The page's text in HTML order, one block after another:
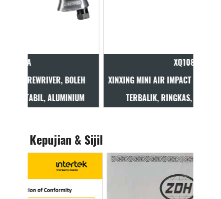
XINXING MINI AIR IMPACT SCREWRIVER, BOLEH
TERBALIK, RINGKAS, RUANG SEMPIT
Kepujian & Sijil